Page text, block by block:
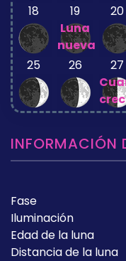
18
19
Luna
nueva
20
25 26
27
INFORMACIÓN
Fase
Iluminación
Edad de la luna
Distancia de la luna